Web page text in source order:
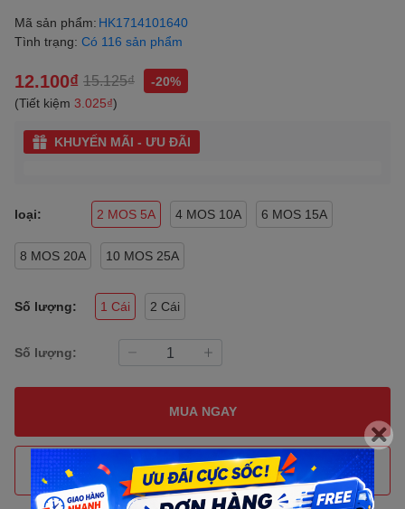
Mã sản phẩm: HK1714101640
Tình trạng: Có 116 sản phẩm
12.100₫ 15.125₫
-20%
(Tiết kiệm 3.025₫)
KHUYẾN MÃI - ƯU ĐÃI
loại: 2 MOS 5A 4 MOS 10A 6 MOS 15A
8 MOS 20A 10 MOS 25A
Số lượng: 1 Cái 2 Cái
Số lượng:
MUA NGAY
THÊM VÀO GIỎ HÀNG